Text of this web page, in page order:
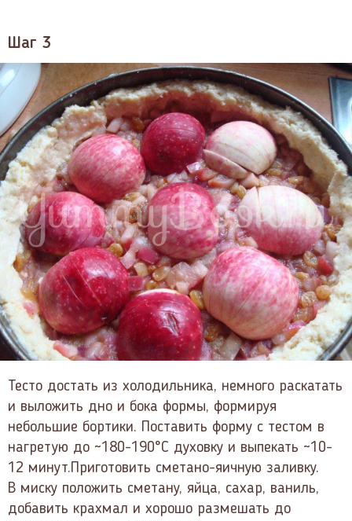
Шаг 3
Тесто достать из холодильника, немного раскатать
и выложить дно и бока формы, формируя
небольшие бортики. Поставить форму с тестом в
нагретую до ~180-190°С духовку и выпекать ~10-
12 минут.Приготовить сметано-яичную заливку.
В миску положить сметану, яйца, сахар, ваниль,
добавить крахмал и хорошо размешать до